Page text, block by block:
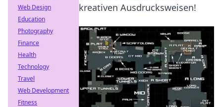
kreativen Ausdrucksweisen!
Web Design
Education
Photography
Finance
Health
Technology
Travel
Web Development
Fitness